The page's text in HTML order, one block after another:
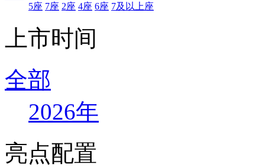
5座 7座 2座 4座 6座 7及以上座
上市时间
全部
2026年
亮点配置